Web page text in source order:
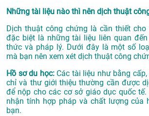
Những tài liệu nào thì nên dịch thuật
Dịch thuật công chứng là cần thiết
đặc biệt là những tài liệu liên quan
thức và pháp lý. Dưới đây là một số
mà bạn nên xem xét dịch thuật công
Hồ sơ du học:Các tài liệu như bằng
chỉ và thư giới thiệu thường cần được
để nộp cho các cơ sở giáo dục quốc
nhận tính hợp pháp và chất lượng của
bạn.